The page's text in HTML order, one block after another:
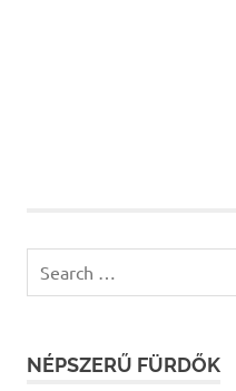
for:
NÉPSZERŰ FÜRDŐK